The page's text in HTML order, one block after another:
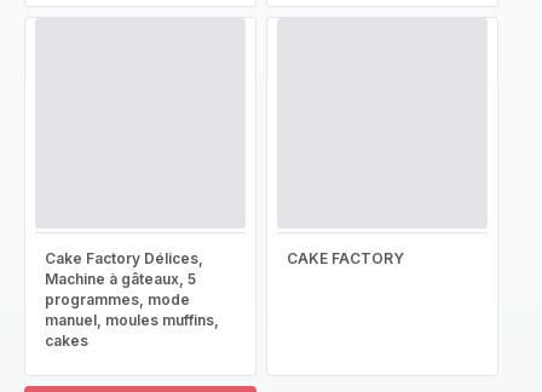
Cake Factory Délices,
Machine à gâteaux, 5
programmes, mode
manuel, moules muffins,
cakes
CAKE FACTORY